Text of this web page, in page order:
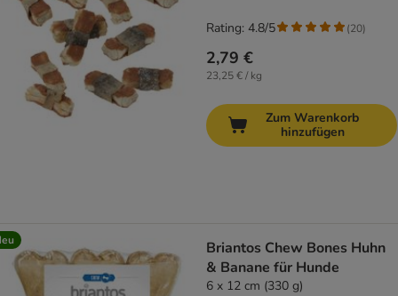
2,79 €
23,25 € / kg
Rating: 4.8/5 (20)
Zum Warenkorb
hinzufügen
Briantos Chew Bones Huhn
& Banane für Hunde
6 x 12 cm (330 g)